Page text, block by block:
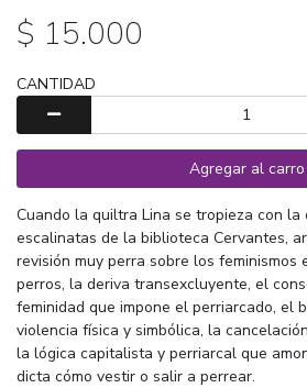
$ 15.000
CANTIDAD
Agregar al carro
Cuando la quiltra Lina se tropieza con la
escalinatas de la biblioteca Cervantes,
revisión muy perra sobre los feminismos
perros, la deriva transexcluyente, el
feminidad que impone el perriarcado, el
violencia física y simbólica, la
la lógica capitalista y perriarcal que
dicta cómo vestir o salir a perrear.